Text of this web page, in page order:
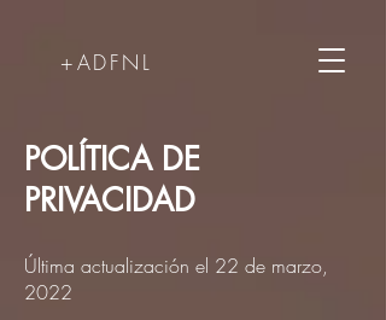
+ADFNL
POLÍTICA DE
PRIVACIDAD
Última actualización el 22 de marzo,
2022